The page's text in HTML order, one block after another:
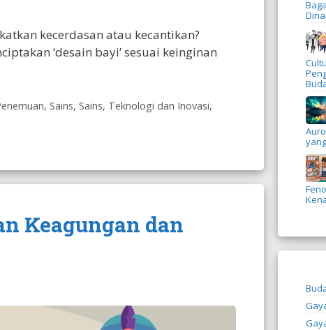
kecerdasan atau kecantikan?
‘desain bayi’ sesuai keinginan
, Sains, Sains, Teknologi dan Inovasi,
Keagungan dan